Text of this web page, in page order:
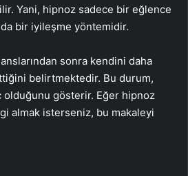
Yani, hipnoz sadece bir eğlence
bir iyileşme yöntemidir.
sonra kendini daha
belirtmektedir. Bu durum,
gösterir. Eğer hipnoz
almak isterseniz, bu makaleyi